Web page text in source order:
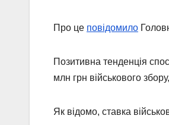
Про це повідомило
Позитивна тенденція
млн грн військового
Як відомо, ставка